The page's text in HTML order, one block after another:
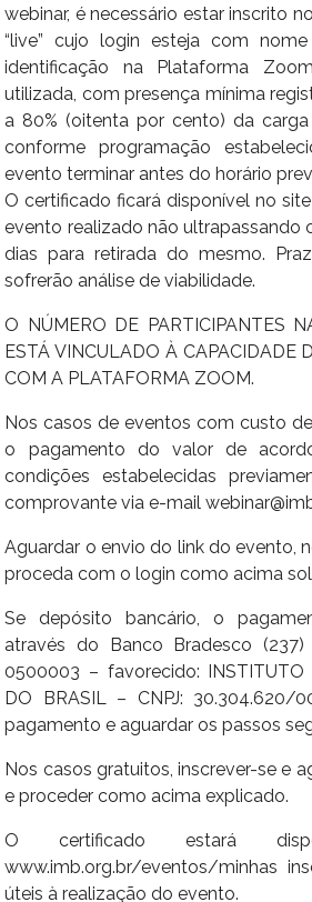
webinar, é necessário estar inscrito
“live” cujo login esteja com
identificação na Plataforma
utilizada, com presença mínima
a 80% (oitenta por cento) da
conforme programação
evento terminar antes do horário
O certificado ficará disponível no
evento realizado não ultrapassando
dias para retirada do mesmo.
sofrerão análise de viabilidade.
O NÚMERO DE PARTICIPANTES
ESTÁ VINCULADO À CAPACIDADE
COM A PLATAFORMA ZOOM.
Nos casos de eventos com custo
o pagamento do valor de
condições estabelecidas
comprovante via e-mail
Aguardar o envio do link do evento,
proceda com o login como acima
Se depósito bancário, o
através do Banco Bradesco
0500003 – favorecido: INSTITUTO
DO BRASIL – CNPJ: 30.304.620/
pagamento e aguardar os passos
Nos casos gratuitos, inscrever-se e
e proceder como acima explicado.
O certificado estará
www.imb.org.br/eventos/minhas
úteis à realização do evento.